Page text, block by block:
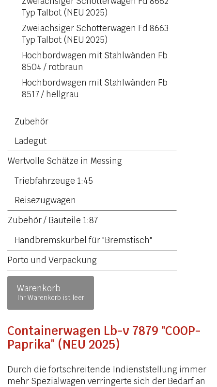
Typ Talbot (NEU 2025)
Zweiachsiger Schotterwagen Fd 8663
Typ Talbot (NEU 2025)
Hochbordwagen mit Stahlwänden Fb
8504 / rotbraun
Hochbordwagen mit Stahlwänden Fb
8517 / hellgrau
Zubehör
Ladegut
Wertvolle Schätze in Messing
Triebfahrzeuge 1:45
Reisezugwagen
Zubehör / Bauteile 1:87
Handbremskurbel für "Bremstisch"
Porto und Verpackung
Warenkorb
Ihr Warenkorb ist leer
Containerwagen Lb-v 7879 "COOP-
Paprika" (NEU 2025)
Durch die fortschreitende Indienststellung immer
mehr Spezialwagen verringerte sich der Bedarf an